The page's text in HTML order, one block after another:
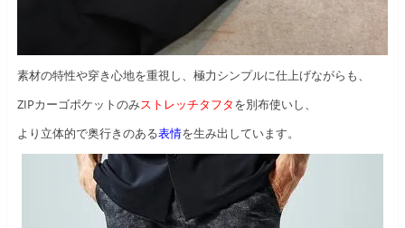
素材の特性や穿き心地を重視し、極力シンプルに仕上げながらも、
ZIPカーゴポケットのみストレッチタフタを別布使いし、
より立体的で奥行きのある表情を生み出しています。